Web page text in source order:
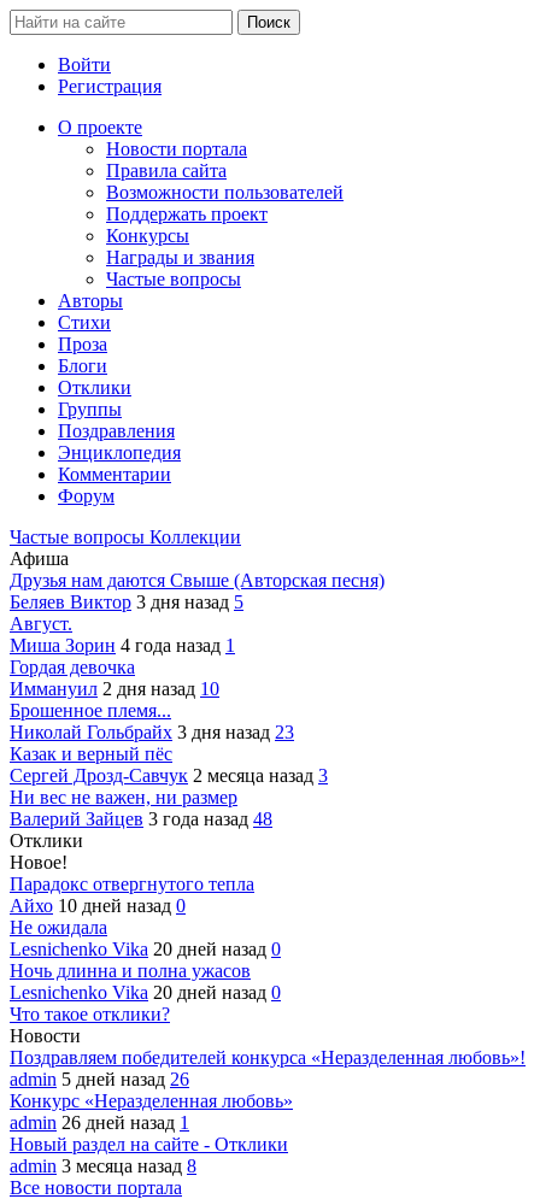
Войти
Регистрация
О проекте
Новости портала
Правила сайта
Возможности пользователей
Поддержать проект
Конкурсы
Награды и звания
Частые вопросы
Авторы
Стихи
Проза
Блоги
Отклики
Группы
Поздравления
Энциклопедия
Комментарии
Форум
Частые вопросы Коллекции
Афиша
Друзья нам даются Свыше (Авторская песня)
Беляев Виктор 3 дня назад 5
Август.
Миша Зорин 4 года назад 1
Гордая девочка
Иммануил 2 дня назад 10
Брошенное племя...
Николай Гольбрайх 3 дня назад 23
Казак и верный пёс
Сергей Дрозд-Савчук 2 месяца назад 3
Ни вес не важен, ни размер
Валерий Зайцев 3 года назад 48
Отклики
Новое!
Парадокс отвергнутого тепла
Айхо 10 дней назад 0
Не ожидала
Lesnichenko Vika 20 дней назад 0
Ночь длинна и полна ужасов
Lesnichenko Vika 20 дней назад 0
Что такое отклики?
Новости
Поздравляем победителей конкурса «Неразделенная любовь»!
admin 5 дней назад 26
Конкурс «Неразделенная любовь»
admin 26 дней назад 1
Новый раздел на сайте - Отклики
admin 3 месяца назад 8
Все новости портала